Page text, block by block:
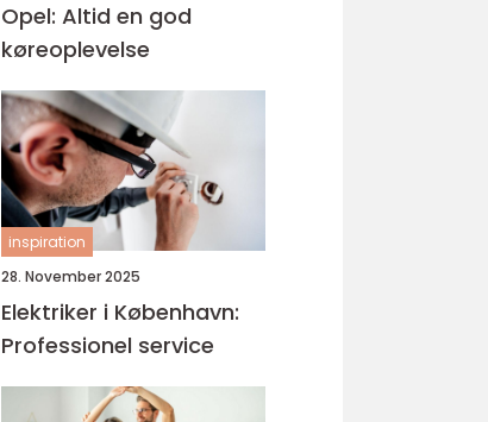
Opel: Altid en god
køreoplevelse
inspiration
28. November 2025
Elektriker i København:
Professionel service